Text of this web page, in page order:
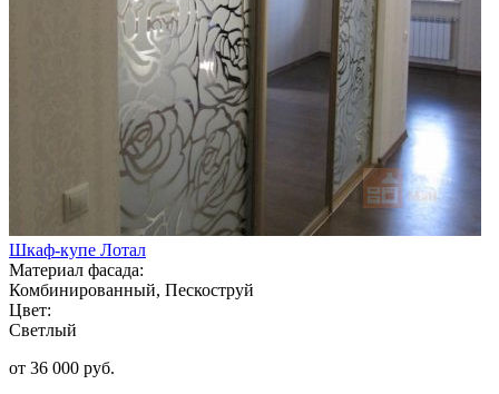
Шкаф-купе Лотал
Материал фасада:
Комбинированный, Пескоструй
Цвет:
Светлый
от 36 000 руб.